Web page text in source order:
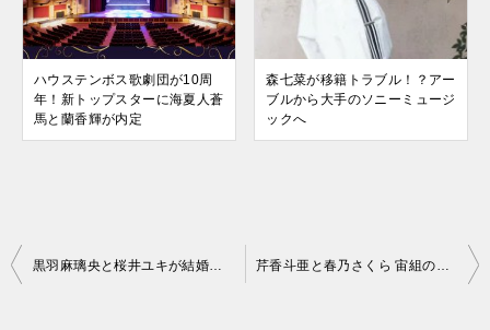
ハウステンボス歌劇団が10周
年！新トップスターに海夏人蒼
馬と蘭香輝が内定
森七菜が移籍トラブル！？アー
ブルから大手のソニーミュージ
ックへ
投
黒羽麻璃央と桜井ユキが結婚！鈴木拡樹に続き2.5俳優の結婚にあの事件関係あり？ 芹香斗亜と春乃さくら 宙組の新トップコンビ発表で週刊文春の記事が影響した？